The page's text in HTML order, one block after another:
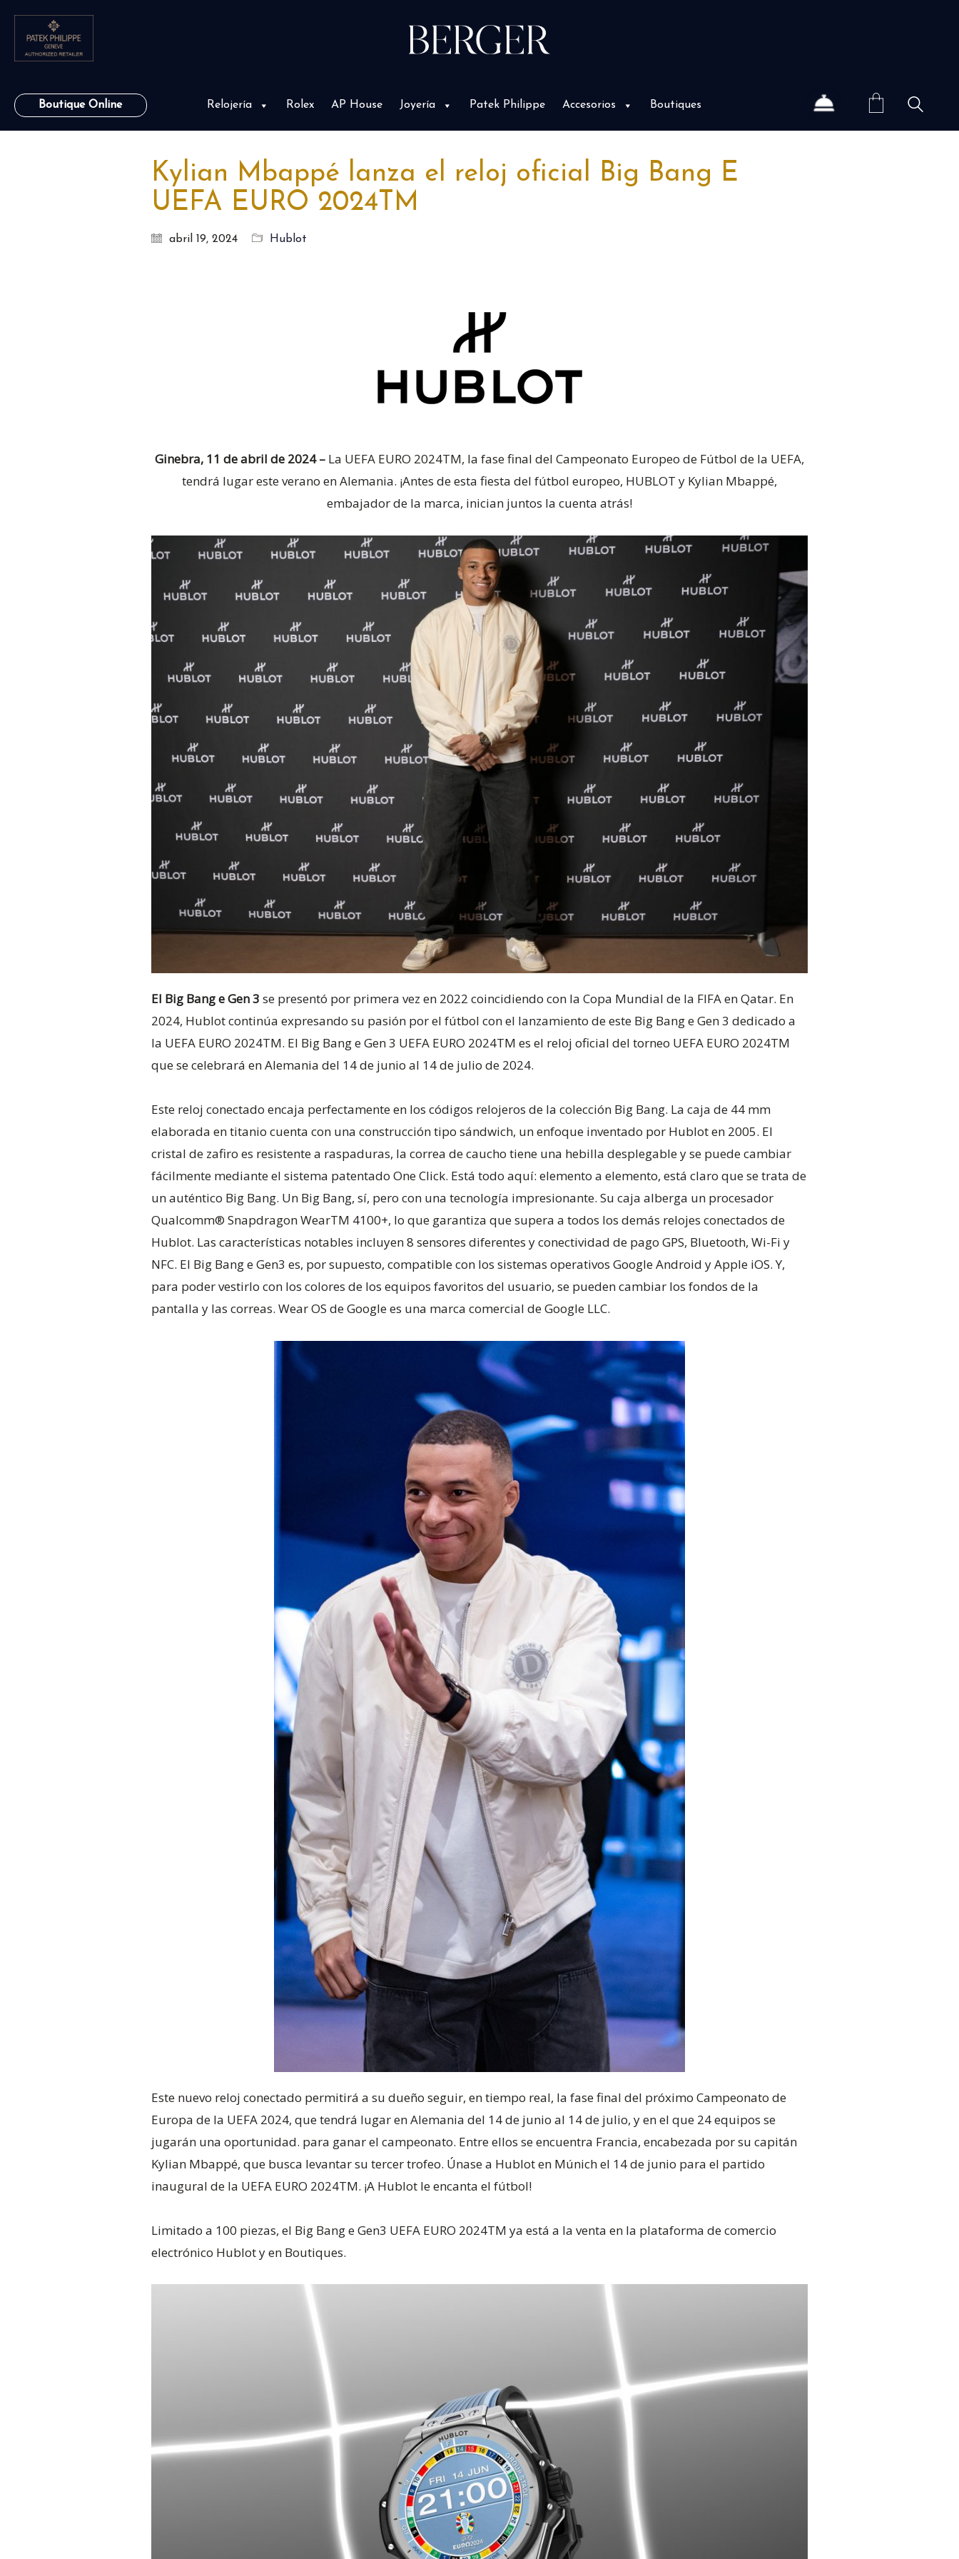
Boutique Online Relojería Rolex AP House Joyería Patek Philippe Accesorios Boutiques
Kylian Mbappé lanza el reloj oficial Big Bang E
UEFA EURO 2024TM
abril 19, 2024 Hublot
Ginebra, 11 de abril de 2024 – La UEFA EURO 2024TM, la fase final del Campeonato Europeo de Fútbol de la UEFA,
tendrá lugar este verano en Alemania. ¡Antes de esta fiesta del fútbol europeo, HUBLOT y Kylian Mbappé,
embajador de la marca, inician juntos la cuenta atrás!
El Big Bang e Gen 3 se presentó por primera vez en 2022 coincidiendo con la Copa Mundial de la FIFA en Qatar. En
2024, Hublot continúa expresando su pasión por el fútbol con el lanzamiento de este Big Bang e Gen 3 dedicado a
la UEFA EURO 2024TM. El Big Bang e Gen 3 UEFA EURO 2024TM es el reloj oficial del torneo UEFA EURO 2024TM
que se celebrará en Alemania del 14 de junio al 14 de julio de 2024.
Este reloj conectado encaja perfectamente en los códigos relojeros de la colección Big Bang. La caja de 44 mm
elaborada en titanio cuenta con una construcción tipo sándwich, un enfoque inventado por Hublot en 2005. El
cristal de zafiro es resistente a raspaduras, la correa de caucho tiene una hebilla desplegable y se puede cambiar
fácilmente mediante el sistema patentado One Click. Está todo aquí: elemento a elemento, está claro que se trata de
un auténtico Big Bang. Un Big Bang, sí, pero con una tecnología impresionante. Su caja alberga un procesador
Qualcomm® Snapdragon WearTM 4100+, lo que garantiza que supera a todos los demás relojes conectados de
Hublot. Las características notables incluyen 8 sensores diferentes y conectividad de pago GPS, Bluetooth, Wi-Fi y
NFC. El Big Bang e Gen3 es, por supuesto, compatible con los sistemas operativos Google Android y Apple iOS. Y,
para poder vestirlo con los colores de los equipos favoritos del usuario, se pueden cambiar los fondos de la
pantalla y las correas. Wear OS de Google es una marca comercial de Google LLC.
Este nuevo reloj conectado permitirá a su dueño seguir, en tiempo real, la fase final del próximo Campeonato de
Europa de la UEFA 2024, que tendrá lugar en Alemania del 14 de junio al 14 de julio, y en el que 24 equipos se
jugarán una oportunidad. para ganar el campeonato. Entre ellos se encuentra Francia, encabezada por su capitán
Kylian Mbappé, que busca levantar su tercer trofeo. Únase a Hublot en Múnich el 14 de junio para el partido
inaugural de la UEFA EURO 2024TM. ¡A Hublot le encanta el fútbol!
Limitado a 100 piezas, el Big Bang e Gen3 UEFA EURO 2024TM ya está a la venta en la plataforma de comercio
electrónico Hublot y en Boutiques.